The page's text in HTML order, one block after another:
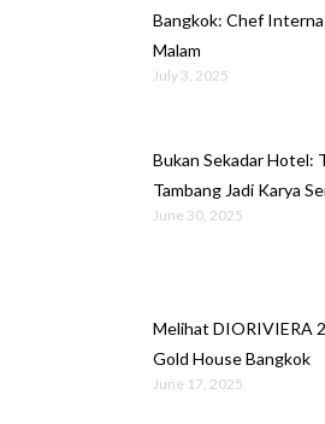
Bangkok: Chef
Malam
July 3, 2025
Bukan Sekadar Hotel:
Tambang Jadi Karya
June 30, 2025
Melihat DIORIVIERA
Gold House Bangkok
June 17, 2025